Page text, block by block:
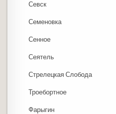
Севск
Семеновка
Сенное
Сеятель
Стрелецкая Слобода
Троебортное
Фарыгин